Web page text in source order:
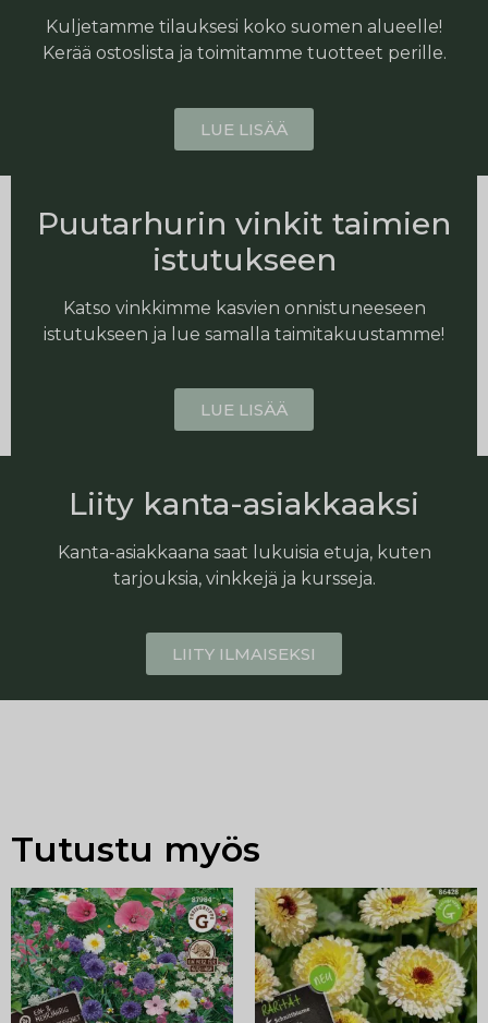
Kuljetamme tilauksesi koko suomen alueelle!
Kerää ostoslista ja toimitamme tuotteet perille.
LUE LISÄÄ
Puutarhurin vinkit taimien
istutukseen
Katso vinkkimme kasvien onnistuneeseen
istutukseen ja lue samalla taimitakuustamme!
LUE LISÄÄ
Liity kanta-asiakkaaksi
Kanta-asiakkaana saat lukuisia etuja, kuten
tarjouksia, vinkkejä ja kursseja.
LIITY ILMAISEKSI
Tutustu myös